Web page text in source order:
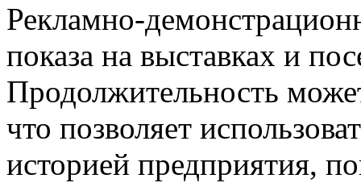
Рекламно-
показа на выставках и
Продолжительность
что позволяет
историей предприятия,